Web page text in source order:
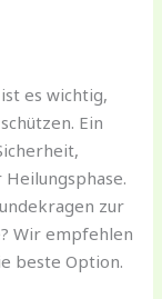
es wichtig,
Ein
zur
Wir empfehlen
beste Option.